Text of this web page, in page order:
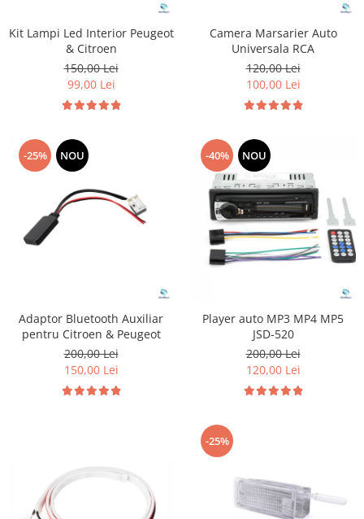
Kit Lampi Led Interior Peugeot
& Citroen
150,00 Lei
99,00 Lei
Camera Marsarier Auto
Universala RCA
120,00 Lei
100,00 Lei
-25% NOU
Adaptor Bluetooth Auxiliar
pentru Citroen & Peugeot
200,00 Lei
150,00 Lei
-40% NOU
Player auto MP3 MP4 MP5
JSD-520
200,00 Lei
120,00 Lei
-25%